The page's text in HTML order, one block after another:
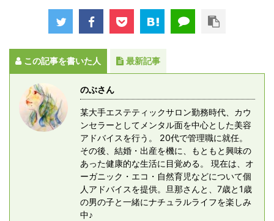
この記事を書いた人 最新記事
のぶさん
某大手エステティックサロン勤務時代、カウ
ンセラーとしてメンタル面を中心とした美容
アドバイスを行う。 20代で管理職に就任。
その後、結婚・出産を機に、もともと興味の
あった健康的な生活に目覚める。 現在は、オ
ーガニック・エコ・自然育児などについて個
人アドバイスを提供。旦那さんと、7歳と1歳
の男の子と一緒にナチュラルライフを楽しみ
中♪